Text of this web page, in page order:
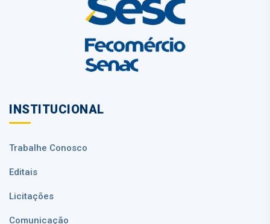
INSTITUCIONAL
Trabalhe Conosco
Editais
Licitações
Comunicação